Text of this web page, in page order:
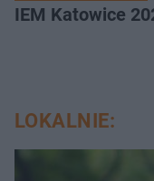
IEM Katowice
LOKALNIE: